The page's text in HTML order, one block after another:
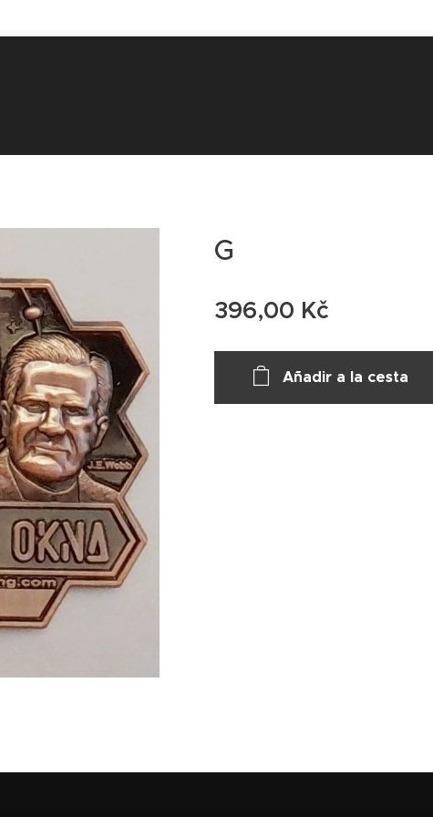
G
396,00 Kč
Añadir a la cesta